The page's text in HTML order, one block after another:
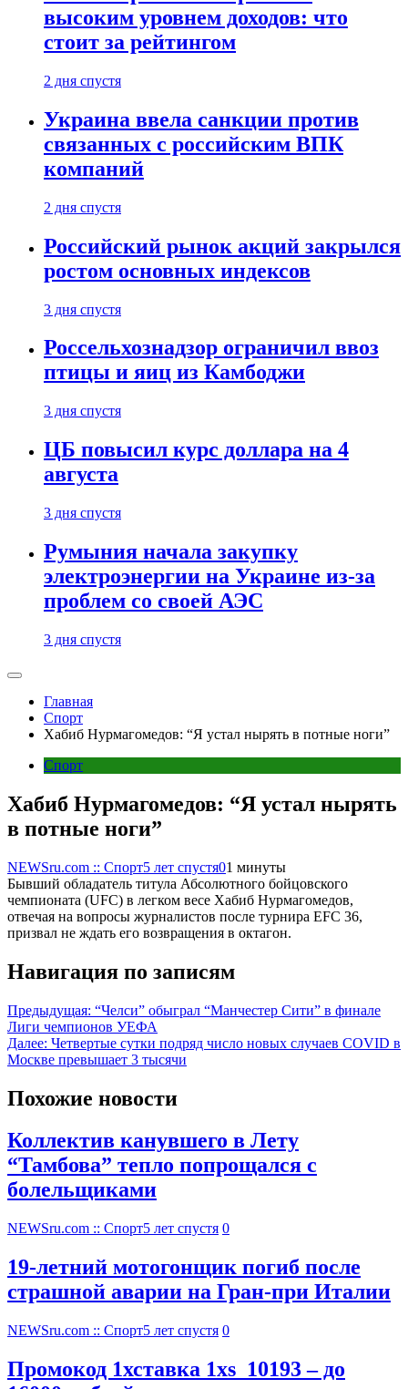
высоким уровнем доходов: что
стоит за рейтингом
2 дня спустя
Украина ввела санкции против
связанных с российским ВПК
компаний
2 дня спустя
Российский рынок акций закрылся
ростом основных индексов
3 дня спустя
Россельхознадзор ограничил ввоз
птицы и яиц из Камбоджи
3 дня спустя
ЦБ повысил курс доллара на 4
августа
3 дня спустя
Румыния начала закупку
электроэнергии на Украине из-за
проблем со своей АЭС
3 дня спустя
Главная
Спорт
Хабиб Нурмагомедов: “Я устал нырять в потные ноги”
Спорт
Хабиб Нурмагомедов: “Я устал нырять
в потные ноги”
NEWSru.com :: Спорт5 лет спустя01 минуты
Бывший обладатель титула Абсолютного бойцовского
чемпионата (UFC) в легком весе Хабиб Нурмагомедов,
отвечая на вопросы журналистов после турнира EFC 36,
призвал не ждать его возвращения в октагон.
Навигация по записям
Предыдущая: “Челси” обыграл “Манчестер Сити” в финале
Лиги чемпионов УЕФА
Далее: Четвертые сутки подряд число новых случаев COVID в
Москве превышает 3 тысячи
Похожие новости
Коллектив канувшего в Лету
“Тамбова” тепло попрощался с
болельщиками
NEWSru.com :: Спорт5 лет спустя 0
19-летний мотогонщик погиб после
страшной аварии на Гран-при Италии
NEWSru.com :: Спорт5 лет спустя 0
Промокод 1хставка 1xs_10193 – до